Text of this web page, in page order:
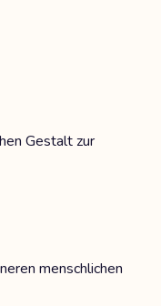
Gestalt zur
menschlichen